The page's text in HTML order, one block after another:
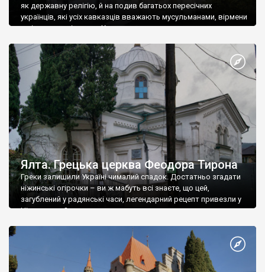
як державну релігію, й на подив багатьох пересічних
українців, які усіх кавказців вважають мусульманами, вірмени
є відданими вірянами Христа
Ялта. Грецька церква Феодора Тирона
Греки залишили Україні чималий спадок. Достатньо згадати
ніжинські огірочки – ви ж мабуть всі знаєте, що цей,
загублений у радянські часи, легендарний рецепт привезли у
Ніжин греки?